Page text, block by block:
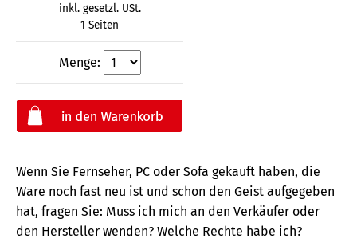
inkl. gesetzl. USt.
1 Seiten
Menge:
Wenn Sie Fernseher, PC oder Sofa gekauft haben, die
Ware noch fast neu ist und schon den Geist aufgegeben
hat, fragen Sie: Muss ich mich an den Verkäufer oder
den Hersteller wenden? Welche Rechte habe ich?